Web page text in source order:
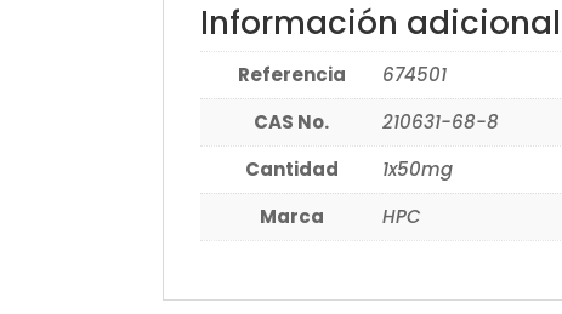
Información adicional
Referencia
674501
CAS No.
210631-68-8
Cantidad
1x50mg
Marca
HPC